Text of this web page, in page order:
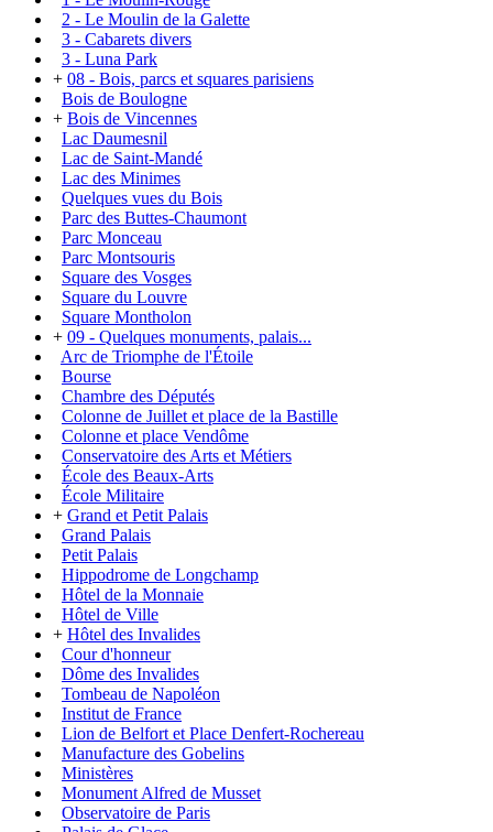
2 - Le Moulin de la Galette
3 - Cabarets divers
3 - Luna Park
+ 08 - Bois, parcs et squares parisiens
Bois de Boulogne
+ Bois de Vincennes
Lac Daumesnil
Lac de Saint-Mandé
Lac des Minimes
Quelques vues du Bois
Parc des Buttes-Chaumont
Parc Monceau
Parc Montsouris
Square des Vosges
Square du Louvre
Square Montholon
+ 09 - Quelques monuments, palais...
Arc de Triomphe de l'Étoile
Bourse
Chambre des Députés
Colonne de Juillet et place de la Bastille
Colonne et place Vendôme
Conservatoire des Arts et Métiers
École des Beaux-Arts
École Militaire
+ Grand et Petit Palais
Grand Palais
Petit Palais
Hippodrome de Longchamp
Hôtel de la Monnaie
Hôtel de Ville
+ Hôtel des Invalides
Cour d'honneur
Dôme des Invalides
Tombeau de Napoléon
Institut de France
Lion de Belfort et Place Denfert-Rochereau
Manufacture des Gobelins
Ministères
Monument Alfred de Musset
Observatoire de Paris